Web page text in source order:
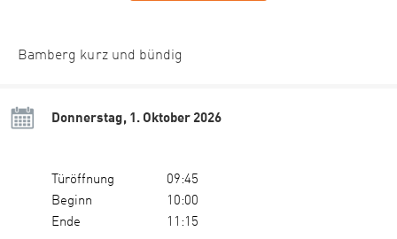
Bamberg kurz und bündig
Donnerstag, 1. Oktober 2026
Türöffnung
09:45
Beginn
10:00
Ende
11:15